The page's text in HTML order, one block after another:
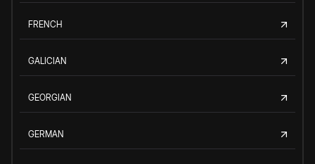
FRENCH
GALICIAN
GEORGIAN
GERMAN